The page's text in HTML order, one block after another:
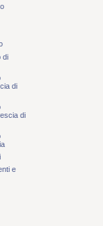
di
di
di
e